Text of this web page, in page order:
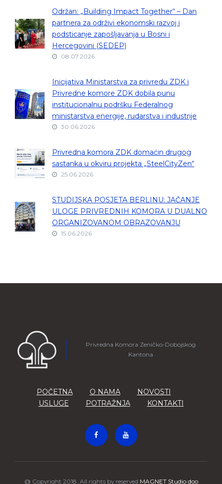
Održan: „Building Impact Together“ – Dan
partnera za održivi ekonomski razvoj i
podsticanje zapošljavanja u Bosni i
Hercegovini (SEDEP)
08.07.2026
Inicijativa Ministarstva za privredu ZDK i
Privredne komore ZDK dobila punu
institucionalnu podršku Federalnog
ministarstva energije, rudarstva i industrije
30.06.2026
Privredna komora ZDK domaćin drugog
sastanka u okviru projekta „SteelCityZen“
25.06.2026
STUDIJSKA POSJETA BERLINU: JAČANJE
ULOGE PRIVREDNIH KOMORA U DUALNO
ORGANIZOVANOM OBRAZOVANJU
15.06.2026
Privredna Komora Zeničko-Dobojskog
Kantona
POČETNA O NAMA
NOVOSTI
USLUGE
POTRAŽNJA KONTAKTI
@ Copyright 2018. All rights by reserved MAGNET Studio doo